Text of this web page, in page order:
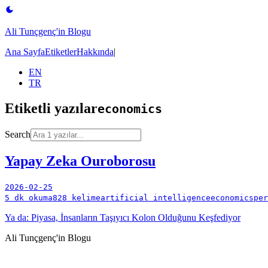
Ali Tunçgenç'in Blogu
Ana SayfaEtiketlerHakkında|
EN
TR
Etiketli yazılareconomics
Search
Yapay Zeka Ouroborosu
2026-02-25
5 dk okuma828 kelimeartificial intelligenceeconomics
Ya da: Piyasa, İnsanların Taşıyıcı Kolon Olduğunu Keşfediyor
Ali Tunçgenç'in Blogu